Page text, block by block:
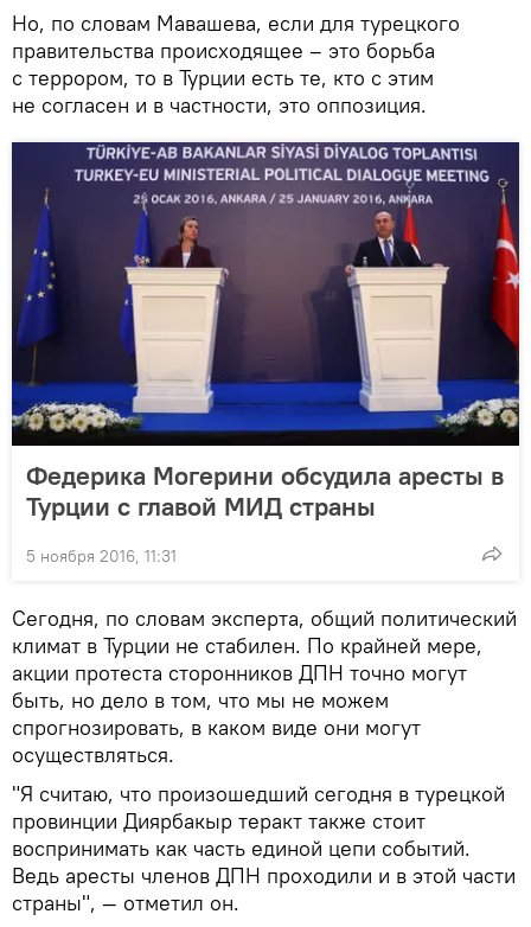
Но, по словам Мавашева, если для турецкого
правительства происходящее – это борьба
с террором, то в Турции есть те, кто с этим
не согласен и в частности, это оппозиция.
Федерика Могерини обсудила аресты в
Турции с главой МИД страны
5 ноября 2016, 11:31
Сегодня, по словам эксперта, общий политический
климат в Турции не стабилен. По крайней мере,
акции протеста сторонников ДПН точно могут
быть, но дело в том, что мы не можем
спрогнозировать, в каком виде они могут
осуществляться.
"Я считаю, что произошедший сегодня в турецкой
провинции Диярбакыр теракт также стоит
воспринимать как часть единой цепи событий.
Ведь аресты членов ДПН проходили и в этой части
страны", — отметил он.